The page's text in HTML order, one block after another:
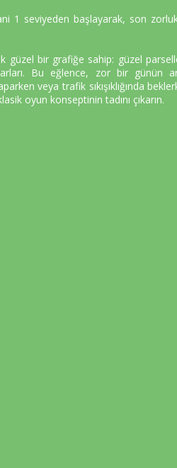
1 seviyeden başlayarak, son
güzel bir grafiğe sahip: güzel
Bu eğlence, zor bir günün
veya trafik sıkışıklığında
oyun konseptinin tadını çıkarın.